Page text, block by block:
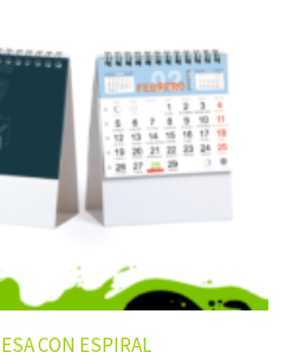
CON ESPIRAL